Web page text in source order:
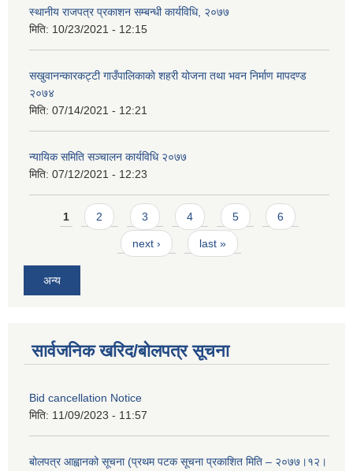
स्थानीय राजपत्र प्रकाशन सम्बन्धी कार्यविधि, २०७७
मिति: 10/23/2021 - 12:15
सखुवानन्कारकट्टी गाउँपालिकाकाे शहरी योजना तथा भवन निर्माण मापदण्ड
२०७४
मिति: 07/14/2021 - 12:21
न्यायिक समिति सञ्चालन कार्यविधि २०७७
मिति: 07/12/2021 - 12:23
Pages
1 2 3 4 5 6
next › last »
अन्य
सार्वजनिक खरिद/बोलपत्र सूचना
Bid cancellation Notice
मिति: 11/09/2023 - 11:57
बोलपत्र आह्वानको सूचना (प्रथम पटक सूचना प्रकाशित मिति – २०७७।१२।